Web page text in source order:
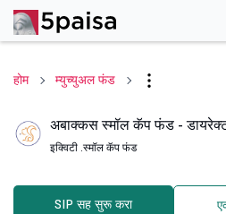
होम म्युच्युअल फंड
अबाक्कस स्मॉल कॅप फंड -
इक्विटी .स्मॉल कॅप फंड
SIP सह सुरू करा